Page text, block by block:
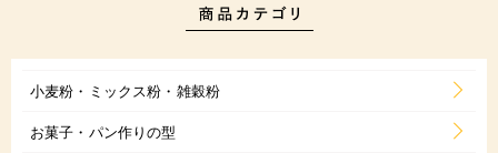
小麦粉・ミックス粉・雑穀粉
お菓子・パン作りの型